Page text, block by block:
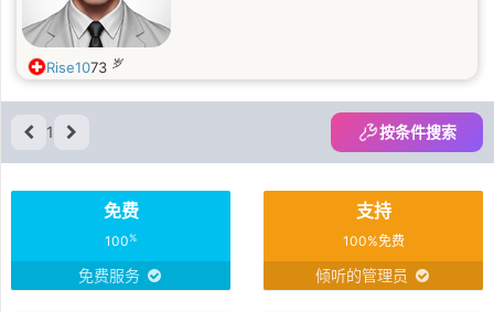
Rise1073 岁
1 按条件搜索
免费
100%
免费服务
支持
100%免费
倾听的管理员